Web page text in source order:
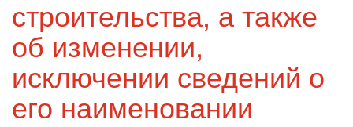
строительства, а также
об изменении,
исключении сведений о
его наименовании